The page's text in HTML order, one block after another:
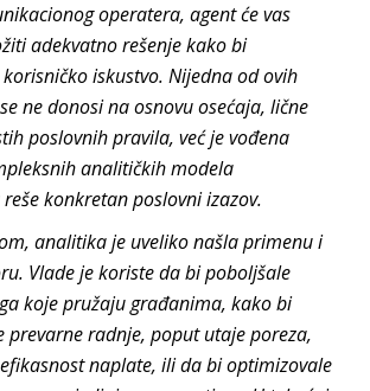
operatera, agent će vas
adekvatno rešenje kako bi
iskustvo. Nijedna od ovih
ne donosi na osnovu osećaja, lične
poslovnih pravila, već je vođena
analitičkih modela
konkretan poslovni izazov.
analitika je uveliko našla primenu i
Vlade je koriste da bi poboljšale
koje pružaju građanima, kako bi
prevarne radnje, poput utaje poreza,
naplate, ili da bi optimizovale